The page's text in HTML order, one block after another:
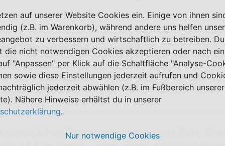
Vertrag im Preisvergleich
mit Vertrag sucht, wird sich wohl eher die Mittel- bis
immens: Auch günstige Smartphones sind hier
TARIFFUXX nehmen für dich die Xiaomi Smartphones
Datenbankauszug keine Rolle.
auf unserer Website Cookies ein. Einige von ihnen
(z.B. im Warenkorb), während andere uns helfen unser
zu verbessern und wirtschaftlich zu betreiben. Du
die nicht notwendigen Cookies akzeptieren oder nach
"Anpassen" per Klick auf die Schaltfläche "Analyse-
sowie diese Einstellungen jederzeit aufrufen und
jederzeit abwählen (z.B. im Fußbereich unserer
Nähere Hinweise erhältst du in unserer
.
Nur notwendige Cookies